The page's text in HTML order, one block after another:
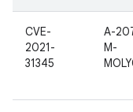
CVE-
2021-
31345
A-
M-